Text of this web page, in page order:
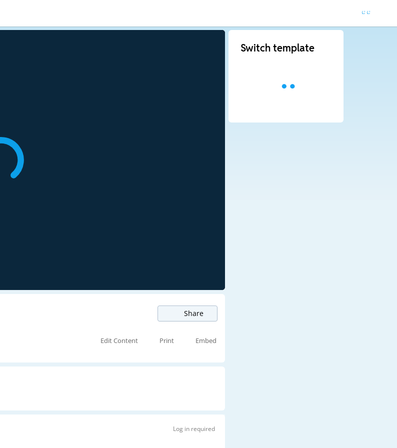
Share
Edit Content Print Embed
Log in required
Switch template